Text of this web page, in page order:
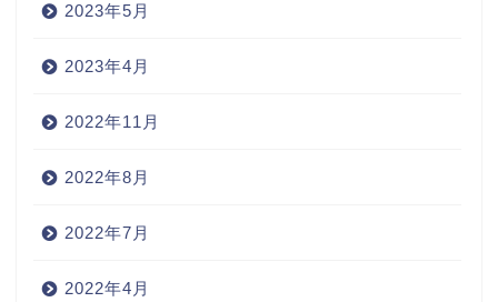
2023年5月
2023年4月
2022年11月
2022年8月
2022年7月
2022年4月